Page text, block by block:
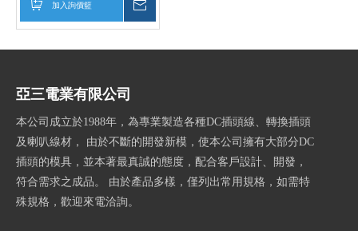
加入詢價籃
亞三電業有限公司
本公司成立於1988年，為專業製造各種DC插頭線、轉換插頭
及喇叭線材， 由於不斷的開發新模，使本公司擁有大部分DC
插頭的模具，並本著最真誠的態度，配合客戶設計、開發，
符合需求之成品。 由於產品多樣，僅列出常用規格，如需特
殊規格，歡迎來電洽詢。